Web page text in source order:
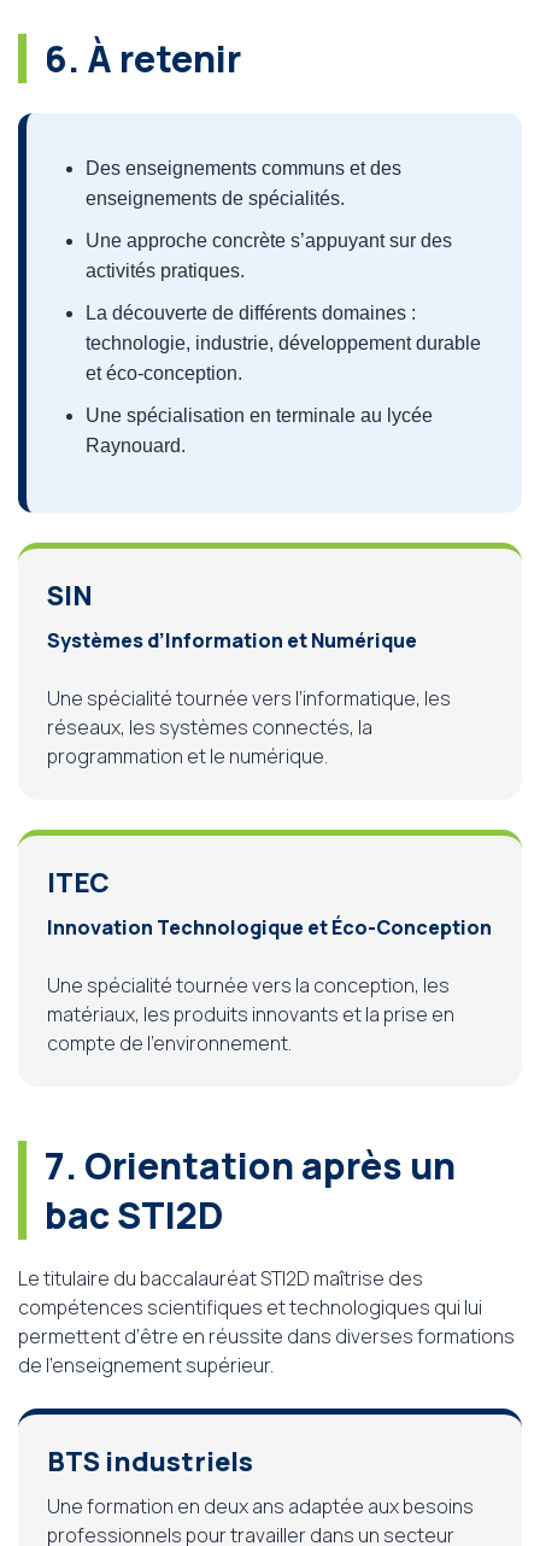
6. À retenir
Des enseignements communs et des
enseignements de spécialités.
Une approche concrète s’appuyant sur des
activités pratiques.
La découverte de différents domaines :
technologie, industrie, développement durable
et éco-conception.
Une spécialisation en terminale au lycée
Raynouard.
SIN
Systèmes d’Information et Numérique
Une spécialité tournée vers l’informatique, les
réseaux, les systèmes connectés, la
programmation et le numérique.
ITEC
Innovation Technologique et Éco-Conception
Une spécialité tournée vers la conception, les
matériaux, les produits innovants et la prise en
compte de l’environnement.
7. Orientation après un
bac STI2D
Le titulaire du baccalauréat STI2D maîtrise des
compétences scientifiques et technologiques qui lui
permettent d’être en réussite dans diverses formations
de l’enseignement supérieur.
BTS industriels
Une formation en deux ans adaptée aux besoins
professionnels pour travailler dans un secteur